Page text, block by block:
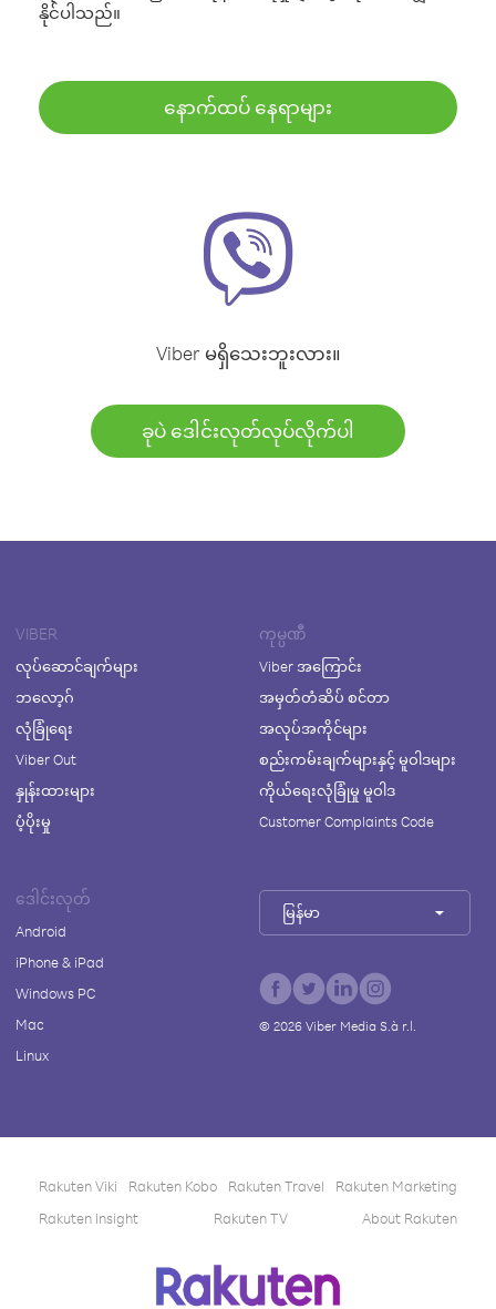
နိုင်ပါသည်။
နောက်ထပ် နေရာများ
Viber မရှိသေးဘူးလား။
ခုပဲ ဒေါင်းလုတ်လုပ်လိုက်ပါ
VIBER
လုပ်ဆောင်ချက်များ
ဘလော့ဂ်
လုံခြုံရေး
Viber Out
နှုန်းထားများ
ပံ့ပိုးမှု
ကုမ္ပဏီ
Viber အကြောင်း
အမှတ်တံဆိပ် စင်တာ
အလုပ်အကိုင်များ
စည်းကမ်းချက်များနှင့် မူဝါဒများ
ကိုယ်ရေးလုံခြုံမှု မူဝါဒ
Customer Complaints Code
ဒေါင်းလုတ်
Android
iPhone & iPad
Windows PC
Mac
Linux
မြန်မာ
© 2026Viber Media S.à r.l.
Rakuten Viki Rakuten Kobo Rakuten Travel
Rakuten Marketing
Rakuten Insight
Rakuten TV About Rakuten